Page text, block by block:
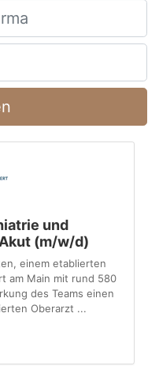
und
(m/w/d)
einem etablierten
am Main mit rund 580
des Teams einen
Oberarzt ...